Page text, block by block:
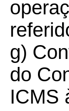
g)
do
ICMS